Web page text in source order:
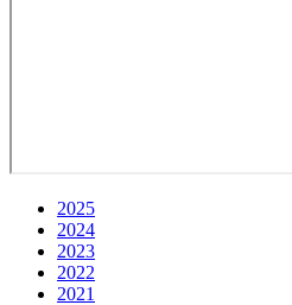
2025
2024
2023
2022
2021